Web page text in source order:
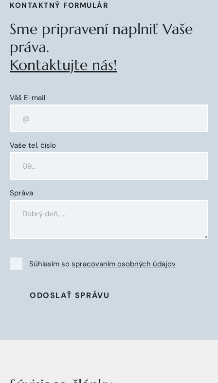
KONTAKTNÝ FORMULÁR
Sme pripravení naplniť Vaše
práva.
Kontaktujte nás!
Váš E-mail
Vaše tel. číslo
Správa
Súhlasím so spracovaním osobných údajov
ODOSLAŤ SPRÁVU